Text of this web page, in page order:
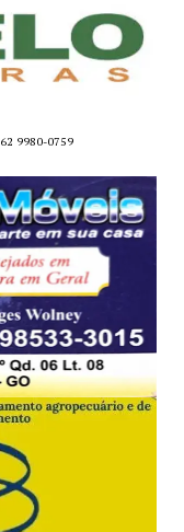
62 9980-0759